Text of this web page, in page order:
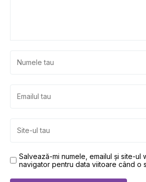
Salvează-mi numele, emailul și site-ul
navigator pentru data viitoare când o